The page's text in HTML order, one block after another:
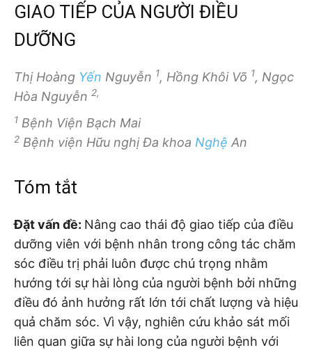
GIAO TIẾP CỦA NGƯỜI ĐIỀU
DƯỠNG
Thị Hoàng Yến Nguyễn 1, Hồng Khôi Võ 1, Ngọc
Hòa Nguyễn 2,
1 Bệnh Viện Bạch Mai
2 Bệnh viện Hữu nghị Đa khoa Nghệ An
Tóm tắt
Đặt vấn đề: Nâng cao thái độ giao tiếp của điều
dưỡng viên với bệnh nhân trong công tác chăm
sóc điều trị phải luôn được chú trọng nhằm
hướng tới sự hài lòng của người bệnh bởi những
điều đó ảnh hưởng rất lớn tới chất lượng và hiệu
quả chăm sóc. Vì vậy, nghiên cứu khảo sát mối
liên quan giữa sự hài long của người bệnh với